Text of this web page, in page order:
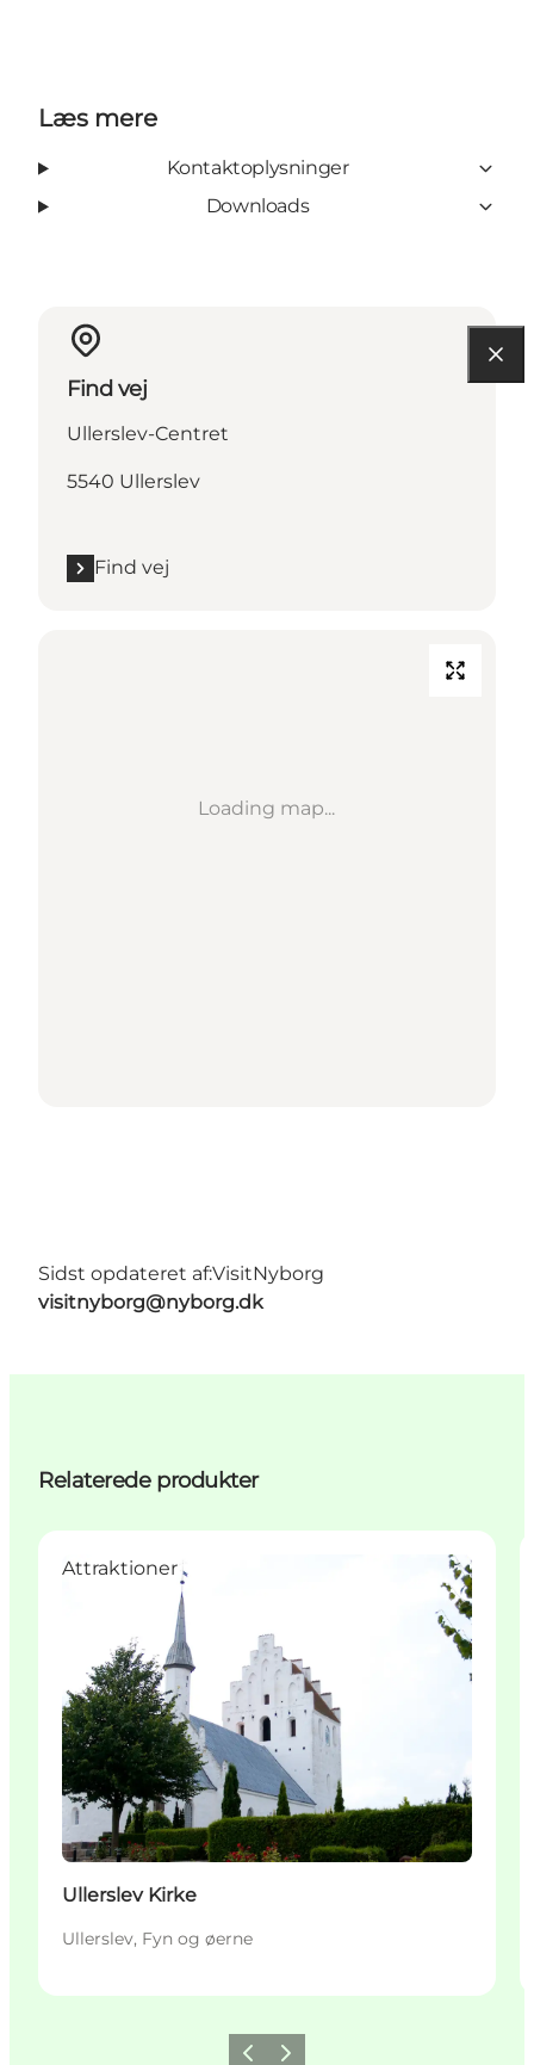
Læs mere
Kontaktoplysninger
Downloads
Find vej
Ullerslev-Centret
5540 Ullerslev
Find vej
Loading map...
Sidst opdateret af:VisitNyborg
visitnyborg@nyborg.dk
Relaterede produkter
Attraktioner
Ullerslev Kirke
Ullerslev, Fyn og øerne
ForrigeNæste